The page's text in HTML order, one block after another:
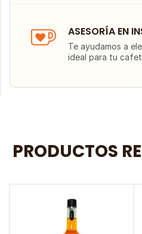
ASESORÍA EN
Te ayudamos a
ideal para tu
PRODUCTOS